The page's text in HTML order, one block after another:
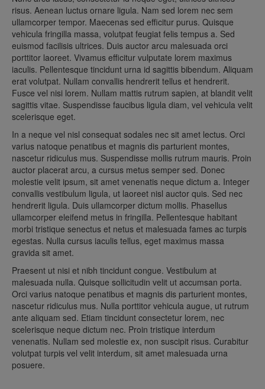
risus. Aenean luctus ornare ligula. Nam sed lorem nec sem
ullamcorper tempor. Maecenas sed efficitur purus. Quisque
vehicula fringilla massa, volutpat feugiat felis tempus a. Sed
euismod facilisis ultrices. Duis auctor arcu malesuada orci
porttitor laoreet. Vivamus efficitur vulputate lorem maximus
iaculis. Pellentesque tincidunt urna id sagittis bibendum. Aliquam
erat volutpat. Nullam convallis hendrerit tellus et hendrerit.
Fusce vel nisi lorem. Nullam mattis rutrum sapien, at blandit velit
sagittis vitae. Suspendisse faucibus ligula diam, vel vehicula velit
scelerisque eget.
In a neque vel nisl consequat sodales nec sit amet lectus. Orci
varius natoque penatibus et magnis dis parturient montes,
nascetur ridiculus mus. Suspendisse mollis rutrum mauris. Proin
auctor placerat arcu, a cursus metus semper sed. Donec
molestie velit ipsum, sit amet venenatis neque dictum a. Integer
convallis vestibulum ligula, ut laoreet nisl auctor quis. Sed nec
hendrerit ligula. Duis ullamcorper dictum mollis. Phasellus
ullamcorper eleifend metus in fringilla. Pellentesque habitant
morbi tristique senectus et netus et malesuada fames ac turpis
egestas. Nulla cursus iaculis tellus, eget maximus massa
gravida sit amet.
Praesent ut nisi et nibh tincidunt congue. Vestibulum at
malesuada nulla. Quisque sollicitudin velit ut accumsan porta.
Orci varius natoque penatibus et magnis dis parturient montes,
nascetur ridiculus mus. Nulla porttitor vehicula augue, ut rutrum
ante aliquam sed. Etiam tincidunt consectetur lorem, nec
scelerisque neque dictum nec. Proin tristique interdum
venenatis. Nullam sed molestie ex, non suscipit risus. Curabitur
volutpat turpis vel velit interdum, sit amet malesuada urna
posuere.